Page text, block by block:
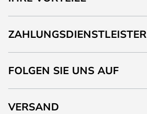
ZAHLUNGSDIENSTLEISTER
FOLGEN SIE UNS AUF
VERSAND